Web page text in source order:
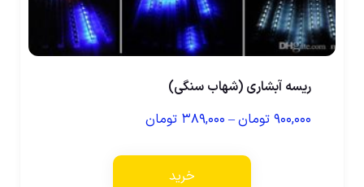
ریسه آبشاری (شهاب سنگی)
۹۰۰,۰۰۰ تومان– ۳۸۹,۰۰۰ تومان
خرید